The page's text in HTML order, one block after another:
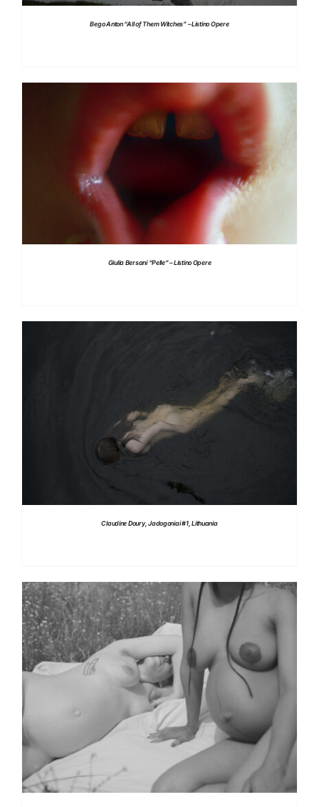
Bego Anton “All of Them Witches” – Listino Opere
Giulia Bersani “Pelle” – Listino Opere
DETTAGLI
Claudine Doury, Jadogoniai #1, Lithuania
DETTAGLI